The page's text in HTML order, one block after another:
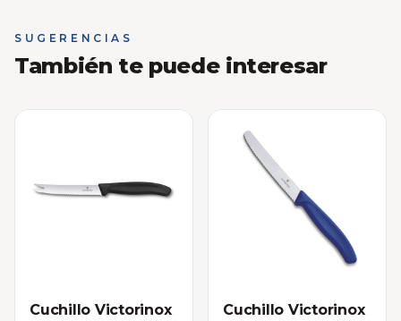
SUGERENCIAS
También te puede interesar
Cuchillo Victorinox
Cuchillo Victorinox